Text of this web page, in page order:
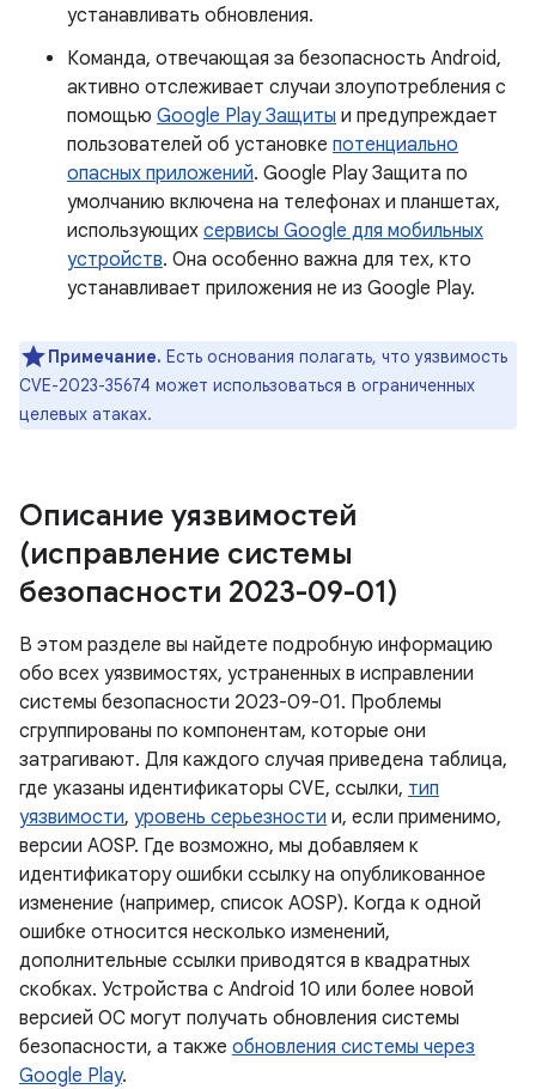
устанавливать обновления.
Команда, отвечающая за безопасность Android,
активно отслеживает случаи злоупотребления с
помощью Google Play Защиты и предупреждает
пользователей об установке потенциально
опасных приложений. Google Play Защита по
умолчанию включена на телефонах и планшетах,
использующих сервисы Google для мобильных
устройств. Она особенно важна для тех, кто
устанавливает приложения не из Google Play.
Примечание. Есть основания полагать, что уязвимость
CVE-2023-35674 может использоваться в ограниченных
целевых атаках.
Описание уязвимостей
(исправление системы
безопасности 2023-09-01)
В этом разделе вы найдете подробную информацию
обо всех уязвимостях, устраненных в исправлении
системы безопасности 2023-09-01. Проблемы
сгруппированы по компонентам, которые они
затрагивают. Для каждого случая приведена таблица,
где указаны идентификаторы CVE, ссылки, тип
уязвимости, уровень серьезности и, если применимо,
версии AOSP. Где возможно, мы добавляем к
идентификатору ошибки ссылку на опубликованное
изменение (например, список AOSP). Когда к одной
ошибке относится несколько изменений,
дополнительные ссылки приводятся в квадратных
скобках. Устройства с Android 10 или более новой
версией ОС могут получать обновления системы
безопасности, а также обновления системы через
Google Play.